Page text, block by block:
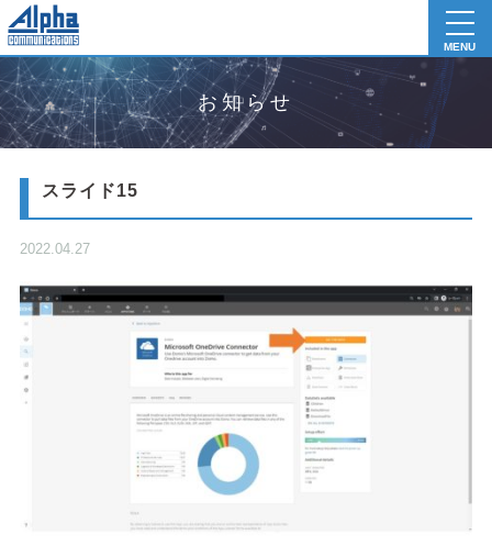
MENU
お知らせ
スライド15
2022.04.27